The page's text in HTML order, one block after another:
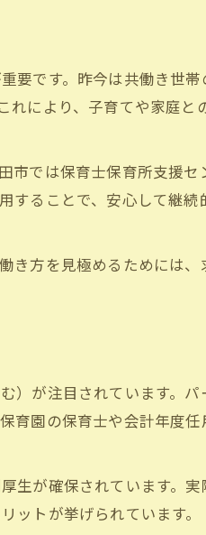
要です。昨今は共働き世帯
れにより、子育てや家庭と
市では保育士保育所支援セ
することで、安心して継続
き方を見極めるためには、
）が注目されています。パ
育園の保育士や会計年度任
生が確保されています。実
トが挙げられています。